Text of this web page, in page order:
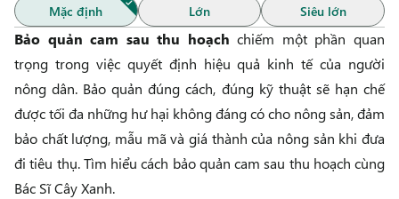
Mặc định
Lớn Siêu lớn
Bảo quản cam sau thu hoạch chiếm một phần quan
trọng trong việc quyết định hiệu quả kinh tế của người
nông dân. Bảo quản đúng cách, đúng kỹ thuật sẽ hạn chế
được tối đa những hư hại không đáng có cho nông sản, đảm
bảo chất lượng, mẫu mã và giá thành của nông sản khi đưa
đi tiêu thụ. Tìm hiểu cách bảo quản cam sau thu hoạch cùng
Bác Sĩ Cây Xanh.